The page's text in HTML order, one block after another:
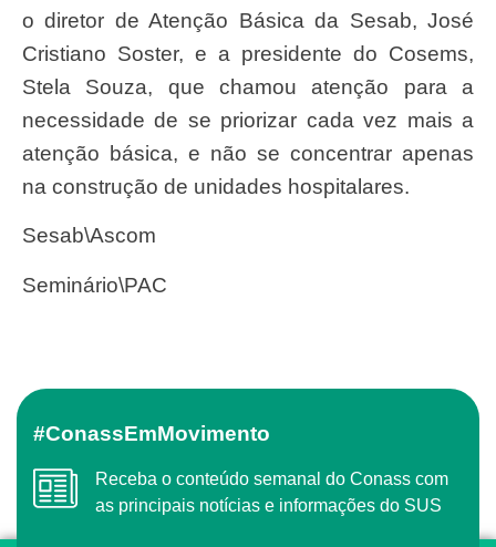
o diretor de Atenção Básica da Sesab, José
Cristiano Soster, e a presidente do Cosems,
Stela Souza, que chamou atenção para a
necessidade de se priorizar cada vez mais a
atenção básica, e não se concentrar apenas
na construção de unidades hospitalares.
Sesab\Ascom
Seminário\PAC
#ConassEmMovimento
Receba o conteúdo semanal do Conass com
as principais notícias e informações do SUS